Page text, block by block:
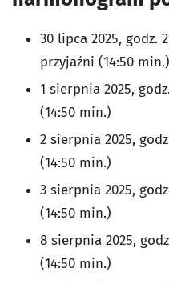
30 lipca 2025, godz.
przyjaźni (14:50 min.)
1 sierpnia 2025,
(14:50 min.)
2 sierpnia 2025,
(14:50 min.)
3 sierpnia 2025,
(14:50 min.)
8 sierpnia 2025,
(14:50 min.)